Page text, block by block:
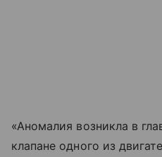
«Аномалия возникла в
клапане одного из